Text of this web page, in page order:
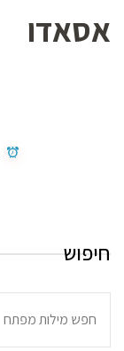
אסאדו
חיפוש